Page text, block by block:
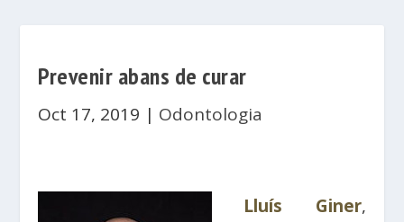
Prevenir abans de curar
Oct 17, 2019 | Odontologia
Lluís Giner,